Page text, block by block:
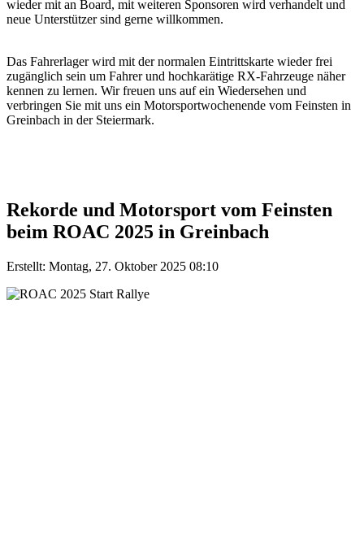
wieder mit an Board, mit weiteren Sponsoren wird verhandelt und
neue Unterstützer sind gerne willkommen.
Das Fahrerlager wird mit der normalen Eintrittskarte wieder frei
zugänglich sein um Fahrer und hochkarätige RX-Fahrzeuge näher
kennen zu lernen. Wir freuen uns auf ein Wiedersehen und
verbringen Sie mit uns ein Motorsportwochenende vom Feinsten in
Greinbach in der Steiermark.
Rekorde und Motorsport vom Feinsten
beim ROAC 2025 in Greinbach
Erstellt: Montag, 27. Oktober 2025 08:10